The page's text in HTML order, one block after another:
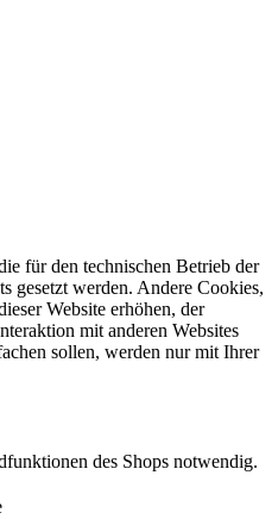
für den technischen Betrieb der
gesetzt werden. Andere Cookies,
Website erhöhen, der
mit anderen Websites
sollen, werden nur mit Ihrer
des Shops notwendig.